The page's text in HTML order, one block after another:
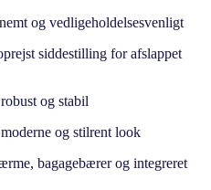
og vedligeholdelsesvenligt
siddestilling for afslappet
og stabil
og stilrent look
bagagebærer og integreret